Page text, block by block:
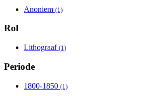
Anoniem (1)
Rol
Lithograaf (1)
Periode
1800-1850 (1)